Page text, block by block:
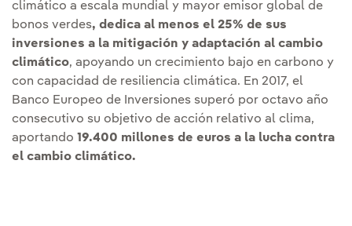
climático a escala mundial y mayor emisor global de
bonos verdes, dedica al menos el 25% de sus
inversiones a la mitigación y adaptación al cambio
climático, apoyando un crecimiento bajo en carbono y
con capacidad de resiliencia climática. En 2017, el
Banco Europeo de Inversiones superó por octavo año
consecutivo su objetivo de acción relativo al clima,
aportando 19.400 millones de euros a la lucha contra
el cambio climático.